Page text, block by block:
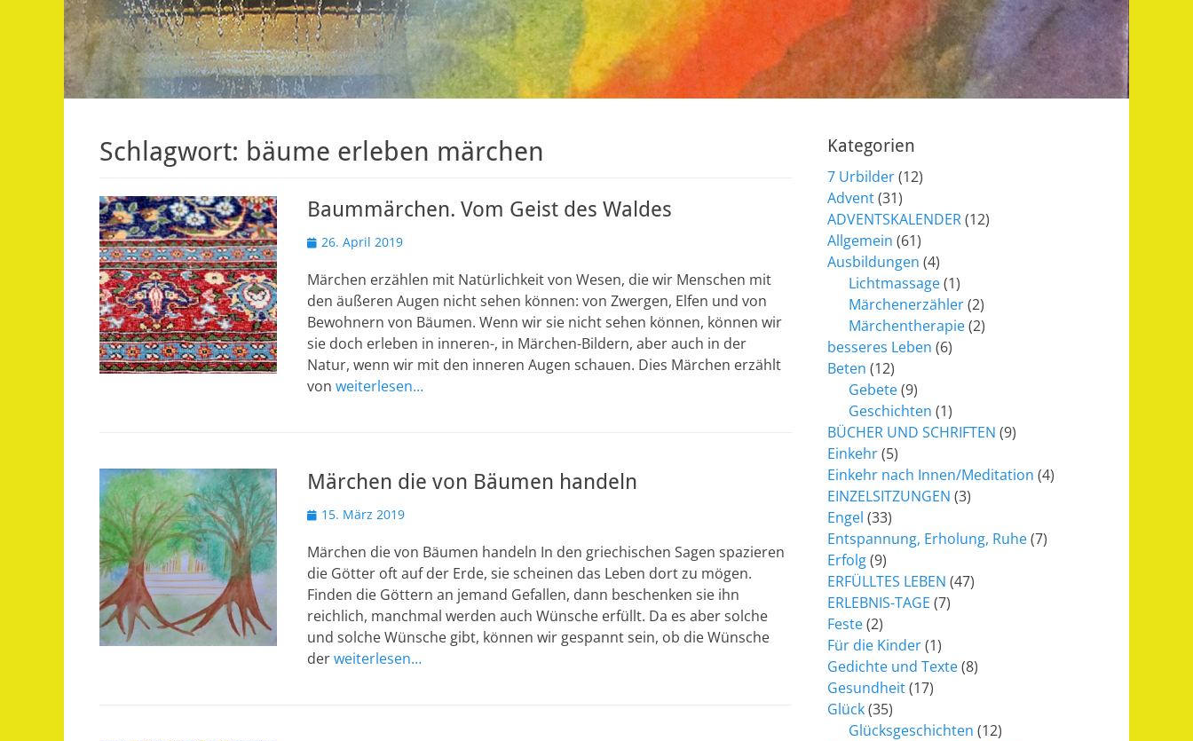
Schlagwort: bäume erleben märchen
Baummärchen. Vom Geist des Waldes
Veröffentlicht
26. April 2019
Märchen erzählen mit Natürlichkeit von Wesen, die wir Menschen mit
den äußeren Augen nicht sehen können: von Zwergen, Elfen und von
Bewohnern von Bäumen. Wenn wir sie nicht sehen können, können wir
sie doch erleben in inneren-, in Märchen-Bildern, aber auch in der
Natur, wenn wir mit den inneren Augen schauen. Dies Märchen erzählt
von weiterlesen…
Märchen die von Bäumen handeln
Veröffentlicht
15. März 2019
Märchen die von Bäumen handeln In den griechischen Sagen spazieren
die Götter oft auf der Erde, sie scheinen das Leben dort zu mögen.
Finden die Göttern an jemand Gefallen, dann beschenken sie ihn
reichlich, manchmal werden auch Wünsche erfüllt. Da es aber solche
und solche Wünsche gibt, können wir gespannt sein, ob die Wünsche
derweiterlesen…
Kategorien
7 Urbilder(12)
Advent(31)
ADVENTSKALENDER(12)
Allgemein (61)
Ausbildungen (4)
Lichtmassage(1)
Märchenerzähler(2)
Märchentherapie(2)
besseres Leben (6)
Beten (12)
Gebete(9)
Geschichten (1)
BÜCHER UND SCHRIFTEN (9)
Einkehr(5)
Einkehr nach Innen/Meditation (4)
EINZELSITZUNGEN (3)
Engel (33)
Entspannung, Erholung, Ruhe(7)
Erfolg(9)
ERFÜLLTES LEBEN (47)
ERLEBNIS-TAGE (7)
Feste(2)
Für die Kinder(1)
Gedichte und Texte(8)
Gesundheit(17)
Glück(35)
Glücksgeschichten (12)